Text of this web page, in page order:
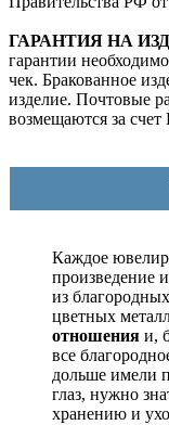
ГАРАНТИЯ НА
гарантии
чек. Бракованное
изделие. Почтовые
возмещаются за счет
Каждое
произведение
из
цветных
отношения и,
все
дольше имели
глаз, нужно
хранению и